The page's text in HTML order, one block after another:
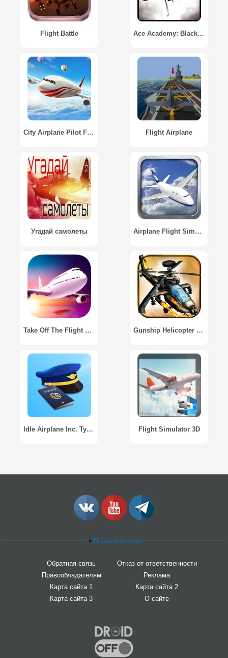
Flight Battle Ace Academy: Black Flight
City Airplane Pilot Flight Sim - New Plane Games Flight Airplane
Угадай самолеты Airplane Flight Simulator
Take Off The Flight Simulator Gunship Helicopter Battle 3D
Idle Airplane Inc. Tycoon Flight Simulator 3D
Пользователям
Обратная связь
Отказ от ответственности
Правообладателям
Реклама
Карта сайта 1
Карта сайта 2
Карта сайта 3
О сайте